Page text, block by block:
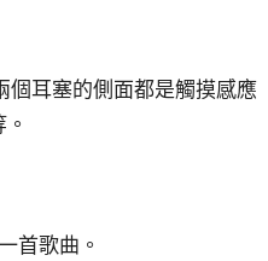
個耳塞的側面都是觸摸感應
首歌曲。